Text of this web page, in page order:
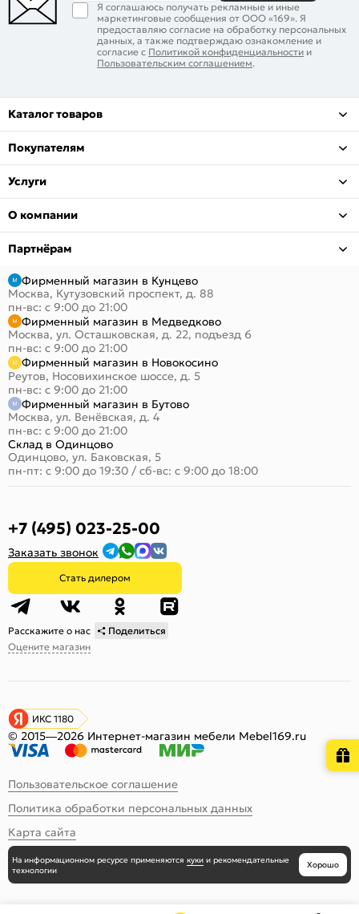
Я соглашаюсь получать рекламные и иные
маркетинговые сообщения от ООО «169». Я
предоставляю согласие на обработку персональных
данных, а также подтверждаю ознакомление и
согласие с Политикой конфиденциальности и
Пользовательским соглашением.
Каталог товаров
Покупателям
Услуги
О компании
Партнёрам
Фирменный магазин в Кунцево
Москва, Кутузовский проспект, д. 88
пн-вс: с 9:00 до 21:00
Фирменный магазин в Медведково
Москва, ул. Осташковская, д. 22, подъезд 6
пн-вс: с 9:00 до 21:00
Фирменный магазин в Новокосино
Реутов, Носовихинское шоссе, д. 5
пн-вс: с 9:00 до 21:00
Фирменный магазин в Бутово
Москва, ул. Венёвская, д. 4
пн-вс: с 9:00 до 21:00
Склад в Одинцово
Одинцово, ул. Баковская, 5
пн-пт: с 9:00 до 19:30 / сб-вс: с 9:00 до 18:00
+7 (495) 023-25-00
Заказать звонок
Стать дилером
Расскажите о нас
Поделиться
Оцените магазин
ИКС 1180
© 2015—2026 Интернет-магазин мебели Mebel169.ru
Пользовательское соглашение
Политика обработки персональных данных
Карта сайта
На информационном ресурсе применяются куки и рекомендательные
технологии
Хорошо